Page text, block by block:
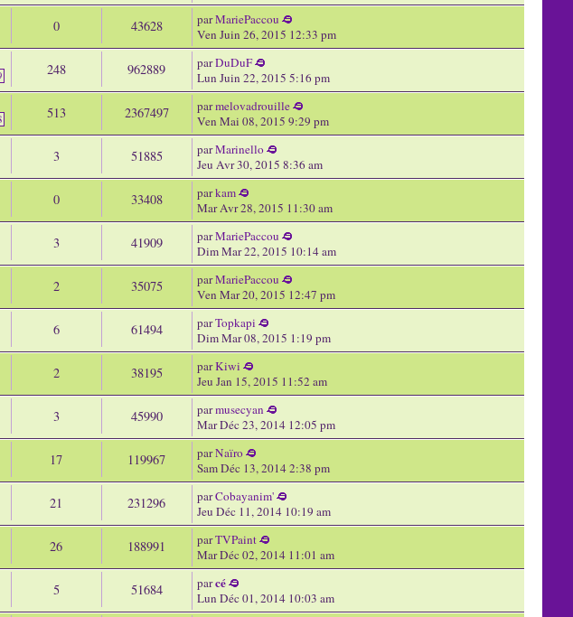
0 43628 parMariePaccou
Ven Juin 26, 2015 12:33 pm
248 962889 parDuDuF
Lun Juin 22, 2015 5:16 pm
513 2367497 parmelovadrouille
Ven Mai 08, 2015 9:29 pm
3 51885 parMarinello
Jeu Avr 30, 2015 8:36 am
0 33408 parkam
Mar Avr 28, 2015 11:30 am
3 41909 parMariePaccou
Dim Mar 22, 2015 10:14 am
2 35075 parMariePaccou
Ven Mar 20, 2015 12:47 pm
6 61494 parTopkapi
Dim Mar 08, 2015 1:19 pm
2 38195 parKiwi
Jeu Jan 15, 2015 11:52 am
3 45990 parmusecyan
Mar Déc 23, 2014 12:05 pm
17 119967 parNaïro
Sam Déc 13, 2014 2:38 pm
21 231296 parCobayanim'
Jeu Déc 11, 2014 10:19 am
26 188991 parTVPaint
Mar Déc 02, 2014 11:01 am
5 51684 parcé
Lun Déc 01, 2014 10:03 am